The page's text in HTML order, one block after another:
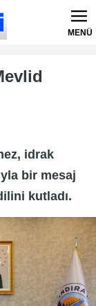
MENÜ
idrak
bir mesaj
kutladı.